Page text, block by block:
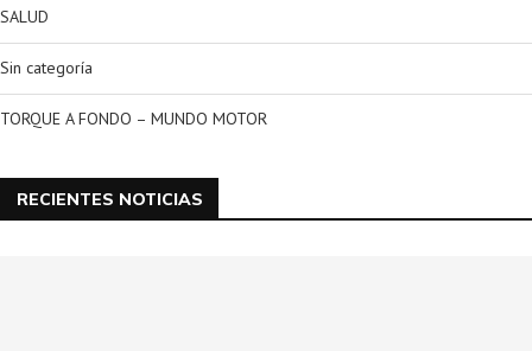
SALUD
Sin categoría
TORQUE A FONDO – MUNDO MOTOR
RECIENTES NOTICIAS